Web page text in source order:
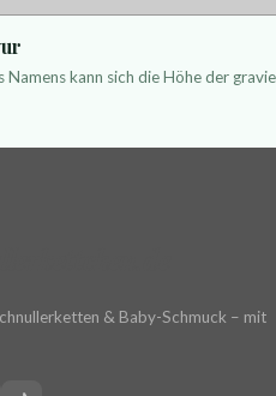
Namens kann sich die Höhe der
& Baby-Schmuck – mit